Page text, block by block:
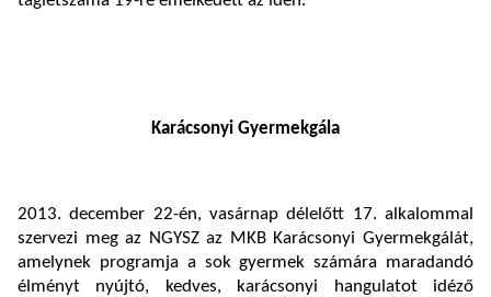
Karácsonyi Gyermekgála
2013. december 22-én, vasárnap délelőtt 17. alkalommal
szervezi meg az NGYSZ az MKB Karácsonyi Gyermekgálát,
amelynek programja a sok gyermek számára maradandó
élményt nyújtó, kedves, karácsonyi hangulatot idéző